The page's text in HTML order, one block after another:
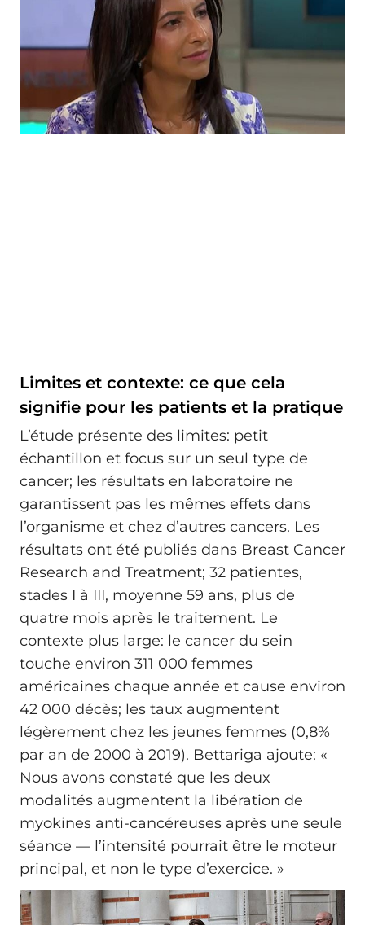
Limites et contexte: ce que cela
signifie pour les patients et la pratique
L’étude présente des limites: petit
échantillon et focus sur un seul type de
cancer; les résultats en laboratoire ne
garantissent pas les mêmes effets dans
l’organisme et chez d’autres cancers. Les
résultats ont été publiés dans Breast Cancer
Research and Treatment; 32 patientes,
stades I à III, moyenne 59 ans, plus de
quatre mois après le traitement. Le
contexte plus large: le cancer du sein
touche environ 311 000 femmes
américaines chaque année et cause environ
42 000 décès; les taux augmentent
légèrement chez les jeunes femmes (0,8%
par an de 2000 à 2019). Bettariga ajoute: «
Nous avons constaté que les deux
modalités augmentent la libération de
myokines anti‑cancéreuses après une seule
séance — l’intensité pourrait être le moteur
principal, et non le type d’exercice. »